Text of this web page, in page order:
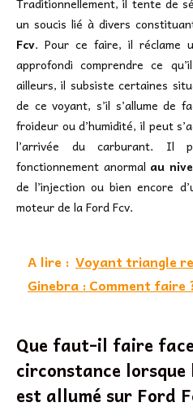
un soucis lié à divers
Fcv. Pour ce faire, il réclame
approfondi comprendre ce
ailleurs, il subsiste certaines
de ce voyant, s’il s’allume de
froideur ou d’humidité, il peut
l’arrivée du carburant. Il
fonctionnement anormal au
de l’injection ou bien encore
moteur de la Ford Fcv.
A lire : Voyant triangle
Ginebra : Comment faire
Que faut-il faire
circonstance
est allumé sur Ford